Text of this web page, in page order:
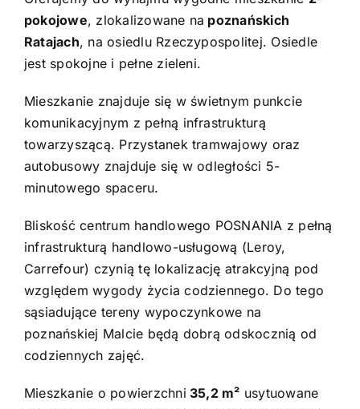
pokojowe, zlokalizowane na poznańskich
Ratajach, na osiedlu Rzeczypospolitej. Osiedle
jest spokojne i pełne zieleni.
Mieszkanie znajduje się w świetnym punkcie
komunikacyjnym z pełną infrastrukturą
towarzyszącą. Przystanek tramwajowy oraz
autobusowy znajduje się w odległości 5-
minutowego spaceru.
Bliskość centrum handlowego POSNANIA z pełną
infrastrukturą handlowo-usługową (Leroy,
Carrefour) czynią tę lokalizację atrakcyjną pod
względem wygody życia codziennego. Do tego
sąsiadujące tereny wypoczynkowe na
poznańskiej Malcie będą dobrą odskocznią od
codziennych zajęć.
Mieszkanie o powierzchni 35,2 m² usytuowane